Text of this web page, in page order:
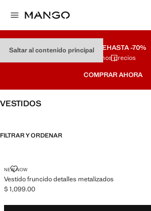
Saltar al contenido principal
REMATEHASTA -70%
Últimos precios
COMPRAR AHORA
VESTIDOS
FILTRAR Y ORDENAR
NEW NOW
Vestido fruncido detalles metalizados
VESTIDO FRUNCIDO DETALLES METALIZADOS
Precio actual [$ 1,099.00 ]
$ 1,099.00